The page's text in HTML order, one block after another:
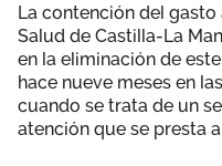
La contención del
Salud de Castilla-La
en la eliminación de
hace nueve meses en
cuando se trata de un
atención que se presta